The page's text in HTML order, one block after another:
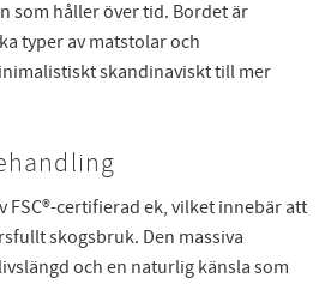
som håller över tid. Bordet är
typer av matstolar och
skandinaviskt till mer
FSC®-certifierad ek, vilket innebär att
skogsbruk. Den massiva
och en naturlig känsla som